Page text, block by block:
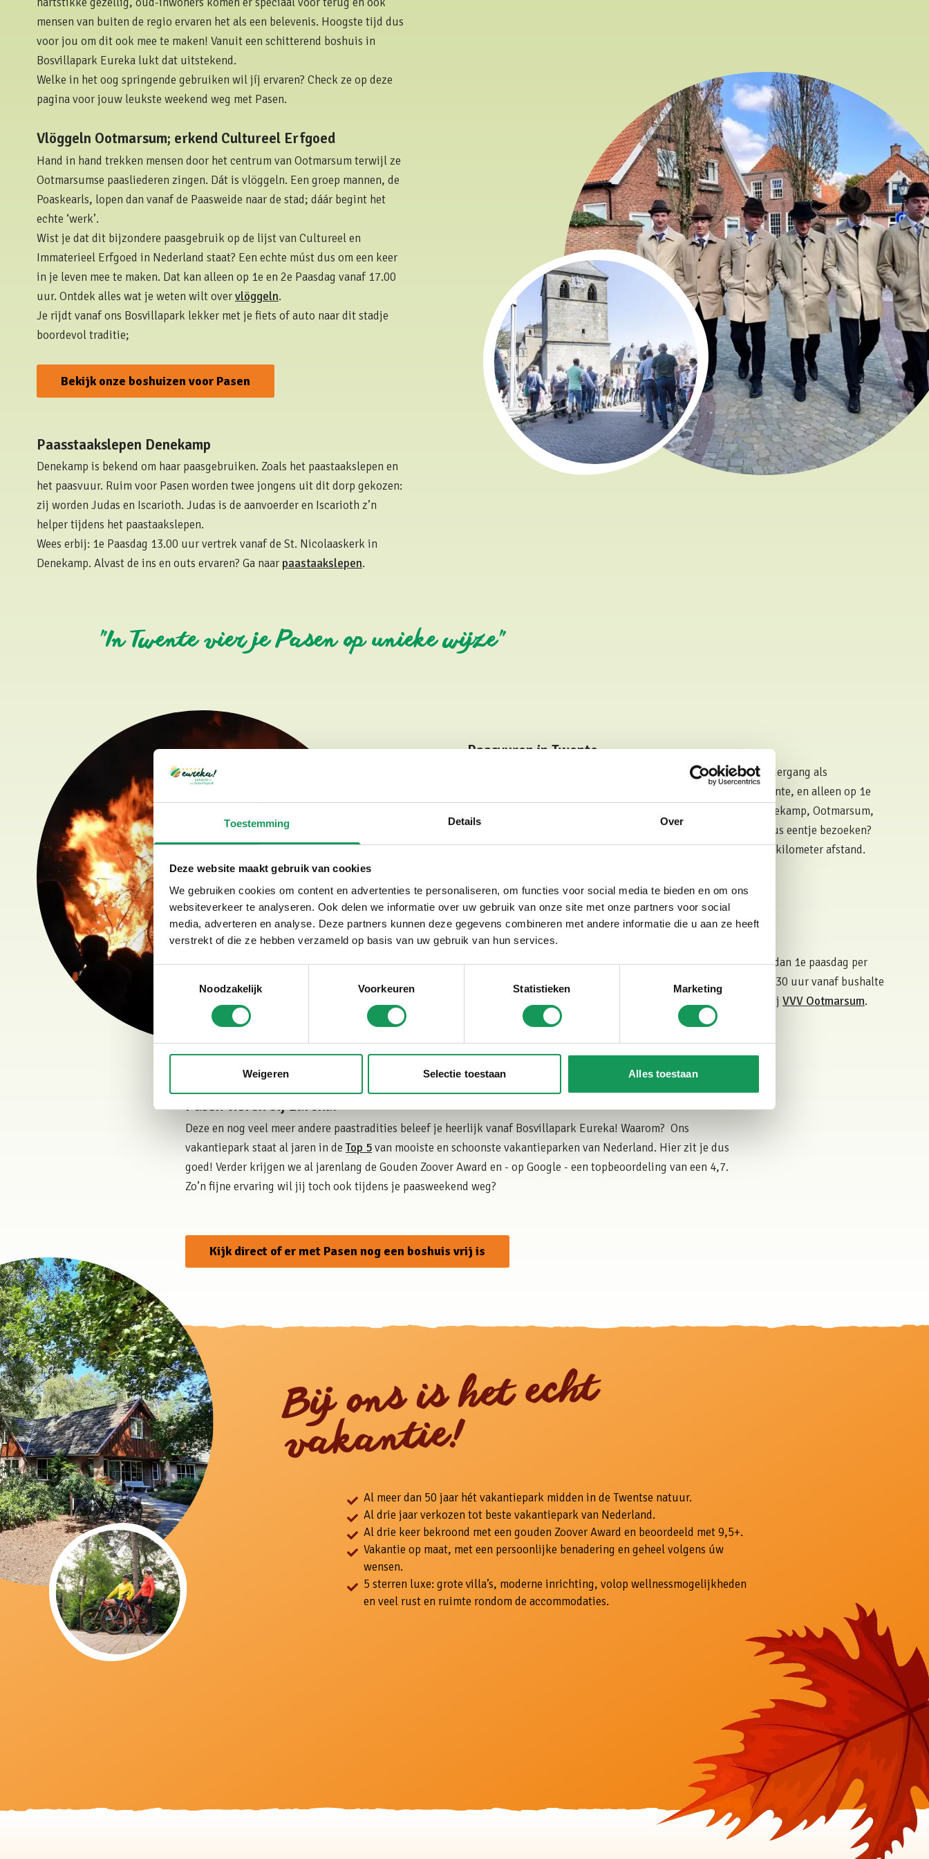
Toestemming Details Over
Deze website maakt gebruik van cookies
We gebruiken cookies om content en advertenties te personaliseren, om functies voor social media te bieden en om ons
websiteverkeer te analyseren. Ook delen we informatie over uw gebruik van onze site met onze partners voor social
media, adverteren en analyse. Deze partners kunnen deze gegevens combineren met andere informatie die u aan ze heeft
verstrekt of die ze hebben verzameld op basis van uw gebruik van hun services.
Noodzakelijk
Voorkeuren Statistieken Marketing
Weigeren Selectie toestaan Alles toestaan
mensen van buiten de regio ervaren het als een belevenis. Hoogste tijd dus
voor jou om dit ook mee te maken! Vanuit een schitterend boshuis in
Bosvillapark Eureka lukt dat uitstekend.
Welke in het oog springende gebruiken wil jíj ervaren? Check ze op deze
pagina voor jouw leukste weekend weg met Pasen.
Vlöggeln Ootmarsum; erkend Cultureel Erfgoed
Hand in hand trekken mensen door het centrum van Ootmarsum terwijl ze
Ootmarsumse paasliederen zingen. Dát is vlöggeln. Een groep mannen, de
Poaskearls, lopen dan vanaf de Paasweide naar de stad; dáár begint het
echte ‘werk’.
Wist je dat dit bijzondere paasgebruik op de lijst van Cultureel en
Immaterieel Erfgoed in Nederland staat? Een echte múst dus om een keer
in je leven mee te maken. Dat kan alleen op 1e en 2e Paasdag vanaf 17.00
uur. Ontdek alles wat je weten wilt overvlöggeln.
Je rijdt vanaf ons Bosvillapark lekker met je fiets of auto naar dit stadje
boordevol traditie;
Bekijk onze boshuizen voor Pasen
Paasstaakslepen Denekamp
Denekamp is bekend om haar paasgebruiken. Zoals het paastaakslepen en
het paasvuur. Ruim voor Pasen worden twee jongens uit dit dorp gekozen:
zij worden Judas en Iscarioth. Judas is de aanvoerder en Iscarioth z’n
helper tijdens het paastaakslepen.
Wees erbij: 1e Paasdag 13.00 uur vertrek vanaf de St. Nicolaaskerk in
Denekamp. Alvast de ins en outs ervaren? Ga naar paastaakslepen.
"In Twente vier je Pasen op unieke wijze"
Paasvuren in Twente
Een paasvuur is een grote brandstapel. Deze wordt bij zonsondergang als
vreugdevuur aangestoken. Dat gebeurt op veel plekken in Twente, en alleen op 1e
paasdag. Bezoek een paasvuur in onder meer Deurningen, Denekamp, Ootmarsum,
Enschede en Bentelo. Wil je er zo dicht mogelijk bij je booshuus eentje bezoeken?
Loop of fiets dan naar hetpaasvuur in het Hulsbeek: circa 1,5 kilometer afstand.
Check of er nog 'n boshuis vrij is met Pasen
Paastradities per oldtimerbus
Wil je je onderdompelen in de lokale paastradities? Bezoek ze dan 1e paasdag per
oldtimerbus in Ootmarsum-Dinkelland. De bus vertrekt om 12.30 uur vanaf bushalte
buurtbus Molenstraat in Ootmarsum. Meld je wel vooraf aan bij VVV Ootmarsum.
Pasen vieren bij Eureka?
Deze en nog veel meer andere paastradities beleef je heerlijk vanaf Bosvillapark Eureka! Waarom? Ons
vakantiepark staat al jaren in de Top 5van mooiste en schoonste vakantieparken van Nederland. Hier zit je dus
goed! Verder krijgen we al jarenlang de Gouden Zoover Award en - op Google - een topbeoordeling van een 4,7.
Zo’n fijne ervaring wil jij toch ook tijdens je paasweekend weg?
Kijk direct of er met Pasen nog een boshuis vrij is
Bij ons is het echt
vakantie!
Al meer dan 50 jaar hét vakantiepark midden in de Twentse natuur.
Al drie jaar verkozen tot beste vakantiepark van Nederland.
Al drie keer bekroond met een gouden Zoover Award en beoordeeld met 9,5+.
Vakantie op maat, met een persoonlijke benadering en geheel volgens úw
wensen.
5 sterren luxe: grote villa’s, moderne inrichting, volop wellnessmogelijkheden
en veel rust en ruimte rondom de accommodaties.